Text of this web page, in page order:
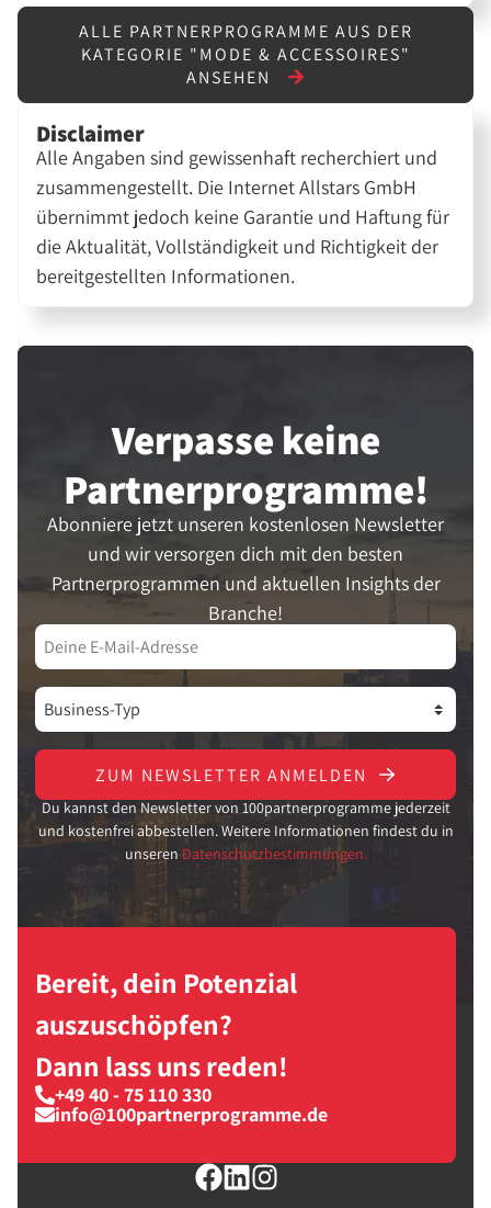
ALLE PARTNERPROGRAMME AUS DER
KATEGORIE "MODE & ACCESSOIRES"
ANSEHEN
Disclaimer
Alle Angaben sind gewissenhaft recherchiert und
zusammengestellt. Die Internet Allstars GmbH
übernimmt jedoch keine Garantie und Haftung für
die Aktualität, Vollständigkeit und Richtigkeit der
bereitgestellten Informationen.
Verpasse keine
Partner­programme!
Abonniere jetzt unseren kostenlosen Newsletter
und wir versorgen dich mit den besten
Partnerprogrammen und aktuellen Insights der
Branche!
ZUM NEWSLETTER ANMELDEN
Du kannst den Newsletter von 100partnerprogramme jederzeit
und kostenfrei abbestellen. Weitere Informationen findest du in
unseren Datenschutzbestimmungen.
Bereit, dein Potenzial
auszuschöpfen?
Dann lass uns reden!
+49 40 - 75 110 330
info@100partnerprogramme.de